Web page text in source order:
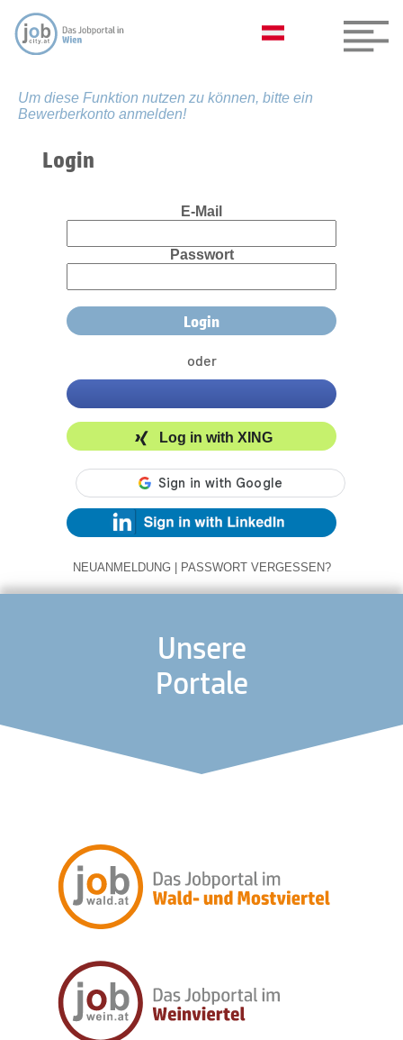
Um diese Funktion nutzen zu können, bitte ein
Bewerberkonto anmelden!
Login
E-Mail
Passwort
oder
Log in with XING
NEUANMELDUNG | PASSWORT VERGESSEN?
Unsere
Portale